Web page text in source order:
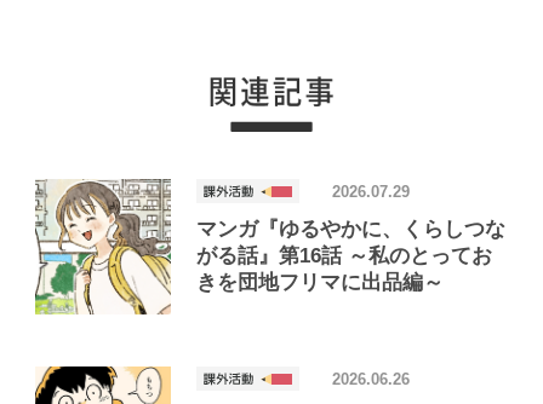
マンガ『ゆるやかに、くらしつな
がる話』第16話 ～私のとってお
きを団地フリマに出品編～
2026.07.29
2026.06.26